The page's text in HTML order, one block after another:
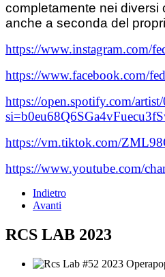
completamente nei diversi
anche a seconda del
https://www.instagram.com/
https://www.facebook.com/
https://open.spotify.com/
https://vm.tiktok.com/
https://www.youtube.com/
Indietro
Avanti
RCS LAB 2023